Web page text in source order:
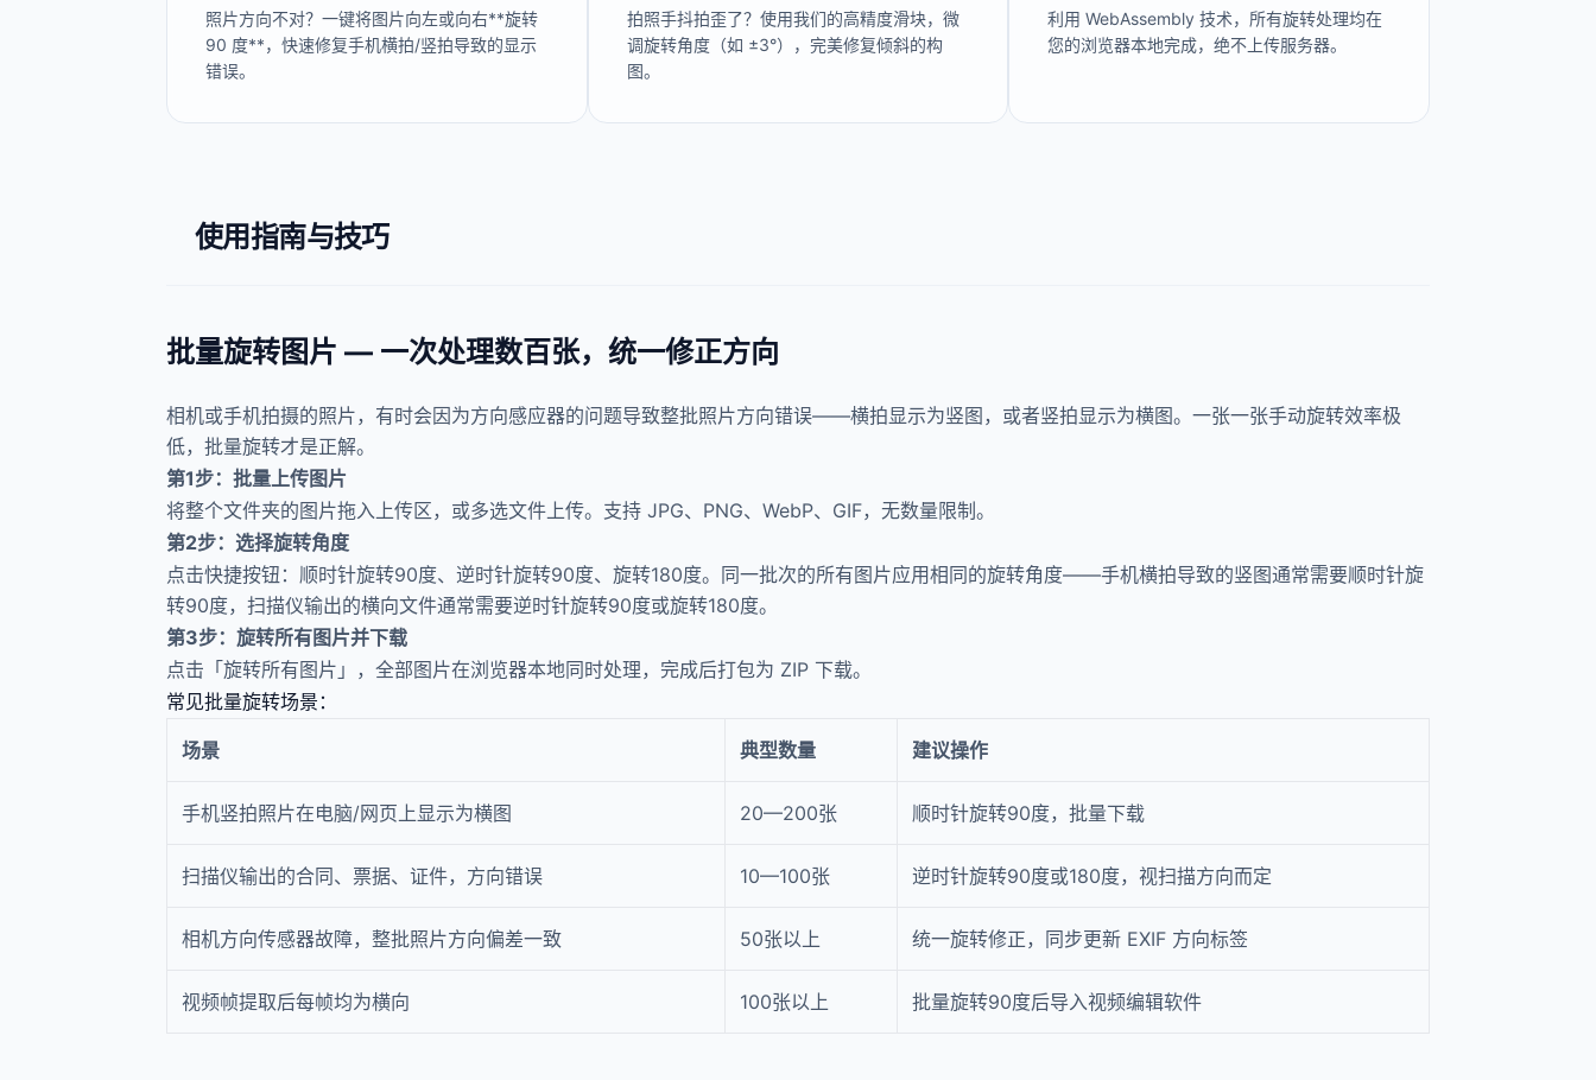
照片方向不对？一键将图片向左或向右**旋转
90 度**，快速修复手机横拍/竖拍导致的显示
错误。
拍照手抖拍歪了？使用我们的高精度滑块，微
调旋转角度（如 ±3°），完美修复倾斜的构
图。
利用 WebAssembly 技术，所有旋转处理均在
您的浏览器本地完成，绝不上传服务器。
使用指南与技巧
批量旋转图片 — 一次处理数百张，统一修正方向
相机或手机拍摄的照片，有时会因为方向感应器的问题导致整批照片方向错误——横拍显示为竖图，或者竖拍显示为横图。一张一张手动旋转效率极
低，批量旋转才是正解。
第1步：批量上传图片
将整个文件夹的图片拖入上传区，或多选文件上传。支持 JPG、PNG、WebP、GIF，无数量限制。
第2步：选择旋转角度
点击快捷按钮：顺时针旋转90度、逆时针旋转90度、旋转180度。同一批次的所有图片应用相同的旋转角度——手机横拍导致的竖图通常需要顺时针旋
转90度，扫描仪输出的横向文件通常需要逆时针旋转90度或旋转180度。
第3步：旋转所有图片并下载
点击「旋转所有图片」，全部图片在浏览器本地同时处理，完成后打包为 ZIP 下载。
常见批量旋转场景：
场景 典型数量 建议操作
手机竖拍照片在电脑/网页上显示为横图 20—200张 顺时针旋转90度，批量下载
扫描仪输出的合同、票据、证件，方向错误 10—100张 逆时针旋转90度或180度，视扫描方向而定
相机方向传感器故障，整批照片方向偏差一致 50张以上 统一旋转修正，同步更新 EXIF 方向标签
视频帧提取后每帧均为横向 100张以上 批量旋转90度后导入视频编辑软件